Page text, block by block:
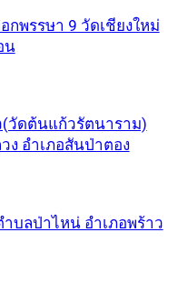
กพรรษา 9 วัดเชียงใหม่
น
(วัดต้นแก้วรัตนาราม)
ง อำเภอสันป่าตอง
บลป่าไหน่ อำเภอพร้าว